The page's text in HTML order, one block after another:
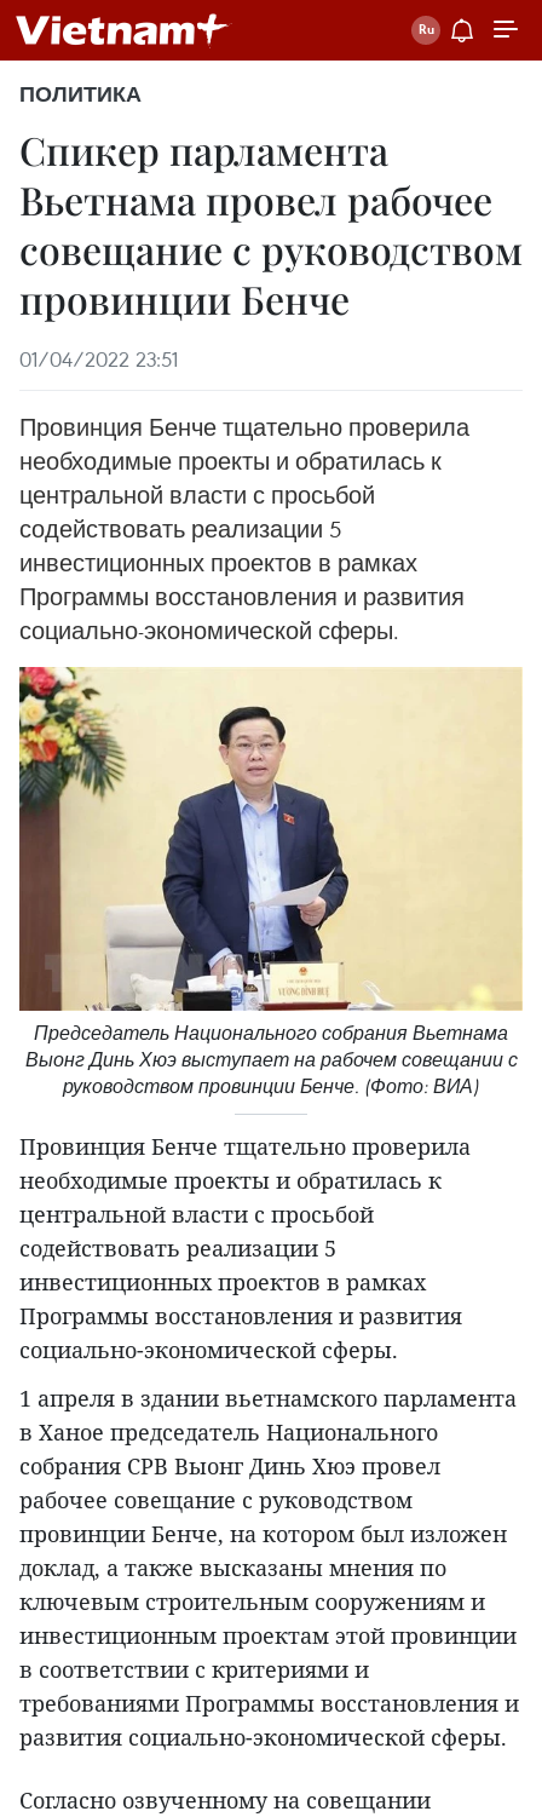
ПОЛИТИКА
Спикер парламента
Вьетнама провел рабочее
совещание с руководством
провинции Бенче
01/04/2022 23:51
Провинция Бенче тщательно проверила
необходимые проекты и обратилась к
центральной власти с просьбой
содействовать реализации 5
инвестиционных проектов в рамках
Программы восстановления и развития
социально-экономической сферы.
Председатель Национального собрания Вьетнама
Выонг Динь Хюэ выступает на рабочем совещании с
руководством провинции Бенче. (Фото: ВИА)
Провинция Бенче тщательно проверила
необходимые проекты и обратилась к
центральной власти с просьбой
содействовать реализации 5
инвестиционных проектов в рамках
Программы восстановления и развития
социально-экономической сферы.
1 апреля в здании вьетнамского парламента
в Ханое председатель Национального
собрания СРВ Выонг Динь Хюэ провел
рабочее совещание с руководством
провинции Бенче, на котором был изложен
доклад, а также высказаны мнения по
ключевым строительным сооружениям и
инвестиционным проектам этой провинции
в соответствии с критериями и
требованиями Программы восстановления и
развития социально-экономической сферы.
Согласно озвученному на совещании